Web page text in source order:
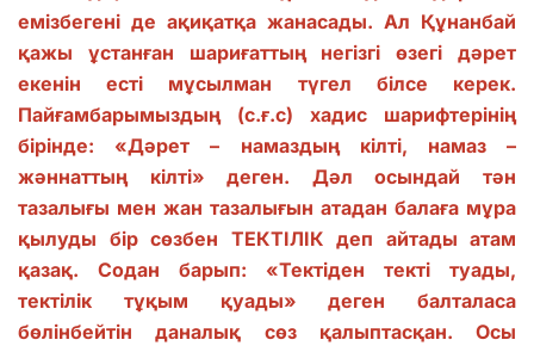
емізбегені де ақиқатқа жанасады. Ал Құнанбай
қажы ұстанған шариғаттың негізгі өзегі дәрет
екенін есті мұсылман түгел білсе керек.
Пайғамбарымыздың (с.ғ.с) хадис шарифтерінің
бірінде: «Дәрет – намаздың кілті, намаз –
жәннаттың кілті» деген. Дәл осындай тән
тазалығы мен жан тазалығын атадан балаға мұра
қылуды бір сөзбен ТЕКТІЛІК деп айтады атам
қазақ. Содан барып: «Тектіден текті туады,
тектілік тұқым қуады» деген балталаса
бөлінбейтін даналық сөз қалыптасқан. Осы